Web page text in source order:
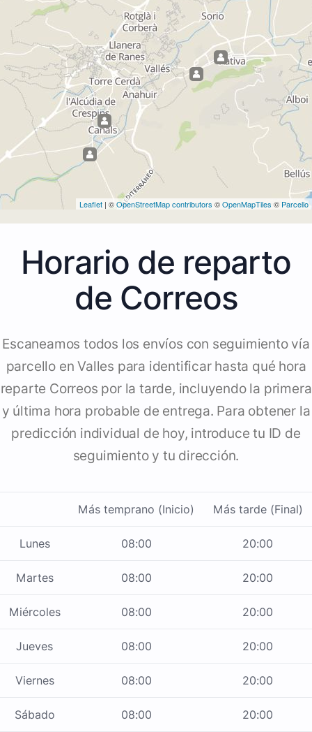
Leaflet | ©OpenStreetMap contributors ©OpenMapTiles © Parcello
Horario de reparto
de Correos
Escaneamos todos los envíos con seguimiento vía
parcello en Valles para identificar hasta qué hora
reparte Correos por la tarde, incluyendo la primera
y última hora probable de entrega. Para obtener la
predicción individual de hoy, introduce tu ID de
seguimiento y tu dirección.
Más temprano (Inicio) Más tarde (Final)
Lunes 08:00 20:00
Martes 08:00 20:00
Miércoles 08:00 20:00
Jueves 08:00 20:00
Viernes 08:00 20:00
Sábado 08:00 20:00